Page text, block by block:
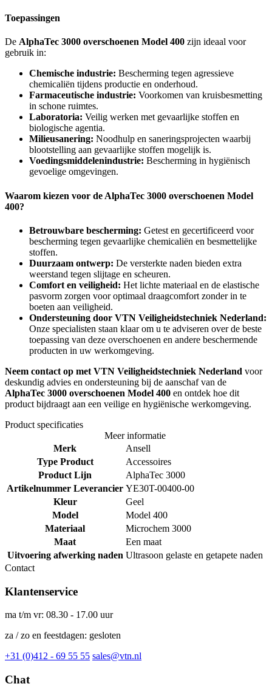
Toepassingen
De AlphaTec 3000 overschoenen Model 400 zijn ideaal voor
gebruik in:
Chemische industrie: Bescherming tegen agressieve
chemicaliën tijdens productie en onderhoud.
Farmaceutische industrie: Voorkomen van kruisbesmetting
in schone ruimtes.
Laboratoria: Veilig werken met gevaarlijke stoffen en
biologische agentia.
Milieusanering: Noodhulp en saneringsprojecten waarbij
blootstelling aan gevaarlijke stoffen mogelijk is.
Voedingsmiddelenindustrie: Bescherming in hygiënisch
gevoelige omgevingen.
Waarom kiezen voor de AlphaTec 3000 overschoenen Model
400?
Betrouwbare bescherming: Getest en gecertificeerd voor
bescherming tegen gevaarlijke chemicaliën en besmettelijke
stoffen.
Duurzaam ontwerp: De versterkte naden bieden extra
weerstand tegen slijtage en scheuren.
Comfort en veiligheid: Het lichte materiaal en de elastische
pasvorm zorgen voor optimaal draagcomfort zonder in te
boeten aan veiligheid.
Ondersteuning door VTN Veiligheidstechniek Nederland:
Onze specialisten staan klaar om u te adviseren over de beste
toepassing van deze overschoenen en andere beschermende
producten in uw werkomgeving.
Neem contact op met VTN Veiligheidstechniek Nederland voor
deskundig advies en ondersteuning bij de aanschaf van de
AlphaTec 3000 overschoenen Model 400 en ontdek hoe dit
product bijdraagt aan een veilige en hygiënische werkomgeving.
Product specificaties
Meer informatie
Merk
Ansell
Type Product
Accessoires
Product Lijn
AlphaTec 3000
Artikelnummer Leverancier YE30T-00400-00
Kleur
Geel
Model
Model 400
Materiaal
Microchem 3000
Maat
Een maat
Uitvoering afwerking naden Ultrasoon gelaste en getapete naden
Contact
Klantenservice
ma t/m vr: 08.30 - 17.00 uur
za / zo en feestdagen: gesloten
+31 (0)412 - 69 55 55 sales@vtn.nl
Chat